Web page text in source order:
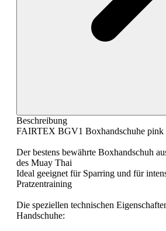
Beschreibung
FAIRTEX BGV1 Boxhandschuhe pink
Der bestens bewährte Boxhandschuh
des Muay Thai
Ideal geeignet für Sparring und für
Pratzentraining
Die speziellen technischen
Handschuhe: